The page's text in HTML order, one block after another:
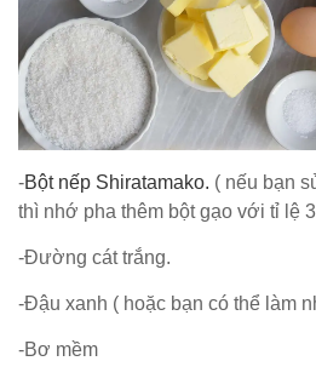
-Bột nếp Shiratamako. ( nếu bạn
thì nhớ pha thêm bột gạo với tỉ lệ
-Đường cát trắng.
-Đậu xanh ( hoặc bạn có thể làm
-Bơ mềm